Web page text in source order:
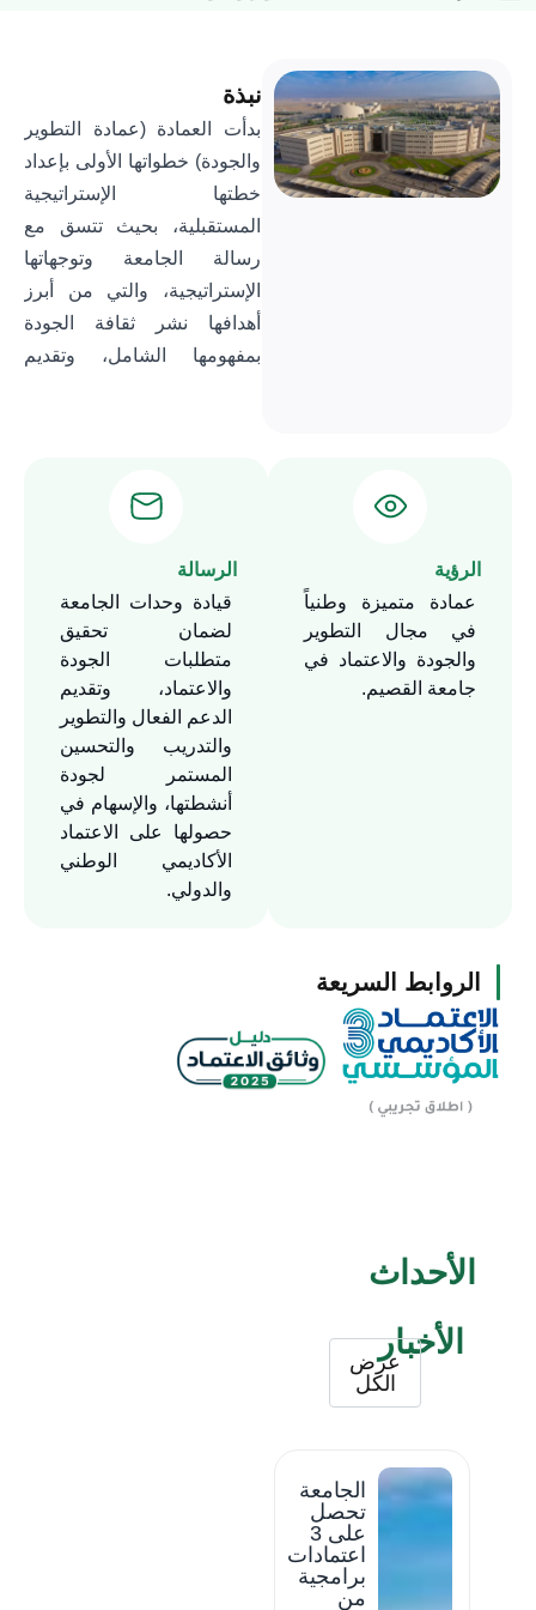
نبذة
بدأت العمادة (عمادة التطوير
والجودة) خطواتها الأولى بإعداد
خطتها الإستراتيجية
المستقبلية، بحيث تتسق مع
رسالة الجامعة وتوجهاتها
الإستراتيجية، والتي من أبرز
أهدافها نشر ثقافة الجودة
بمفهومها الشامل، وتقديم
والمهني في مختلف الوحدات
الجامعة لدى الجهات الخارجيَّة،
ذات العلاقة بالتقويم والاعتماد
الأكاديمي، وكذلك تعزيز
العلاقات العلميَّة والمهنيَّة مع
الجامعات والمؤسسات
التعليميَّة الأخرى المتميّزة،
للاستفادة من خبراتها في
تحسين مستوى الأداء الداخلي،
واستشراف توقعات
المستفيدين من خدمات
الجامعة والإسهام في تحقيقها،
وتطوير التعليم الجامعي في
المملكة.
الرؤية
عمادة متميزة وطنياً
في مجال التطوير
والجودة والاعتماد في
جامعة القصيم.
الرسالة
قيادة وحدات الجامعة
لضمان تحقيق
متطلبات الجودة
والاعتماد، وتقديم
الدعم الفعال والتطوير
والتدريب والتحسين
المستمر لجودة
أنشطتها، والإسهام في
حصولها على الاعتماد
الأكاديمي الوطني
والدولي.
الروابط السريعة
الأحداث
الأخبار
عرض
الكل
الجامعة
تحصل
على 3
اعتمادات
برامجية
من